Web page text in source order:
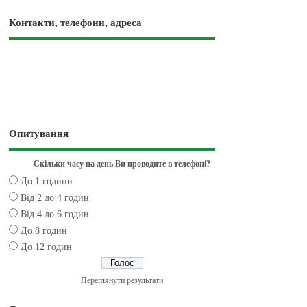
Контакти, телефони, адреса
Опитування
Скільки часу на день Ви проводите в телефоні?
До 1 години
Від 2 до 4 годин
Від 4 до 6 годин
До 8 годин
До 12 годин
Переглянути результати